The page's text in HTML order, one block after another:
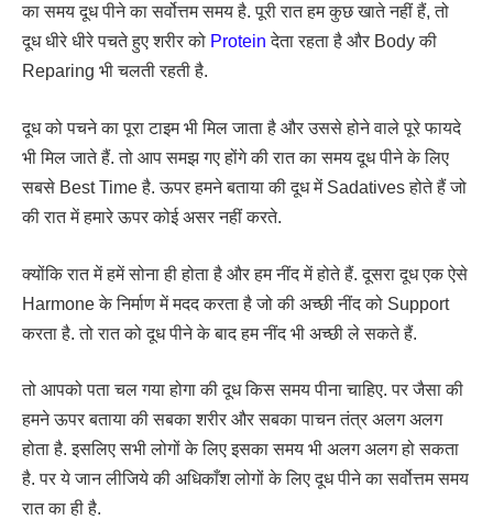
का समय दूध पीने का सर्वोत्तम समय है. पूरी रात हम कुछ खाते नहीं हैं, तो
दूध धीरे धीरे पचते हुए शरीर को Proteinदेता रहता है और Body की
Reparing भी चलती रहती है.
दूध को पचने का पूरा टाइम भी मिल जाता है और उससे होने वाले पूरे फायदे
भी मिल जाते हैं. तो आप समझ गए होंगे की रात का समय दूध पीने के लिए
सबसे Best Time है. ऊपर हमने बताया की दूध में Sadatives होते हैं जो
की रात में हमारे ऊपर कोई असर नहीं करते.
क्योंकि रात में हमें सोना ही होता है और हम नींद में होते हैं. दूसरा दूध एक ऐसे
Harmone के निर्माण में मदद करता है जो की अच्छी नींद को Support
करता है. तो रात को दूध पीने के बाद हम नींद भी अच्छी ले सकते हैं.
तो आपको पता चल गया होगा की दूध किस समय पीना चाहिए. पर जैसा की
हमने ऊपर बताया की सबका शरीर और सबका पाचन तंत्र अलग अलग
होता है. इसलिए सभी लोगों के लिए इसका समय भी अलग अलग हो सकता
है. पर ये जान लीजिये की अधिकाँश लोगों के लिए दूध पीने का सर्वोत्तम समय
रात का ही है.